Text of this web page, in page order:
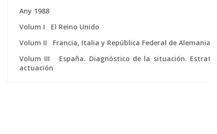
Any 1988
Volum I El Reino Unido
Volum II Francia, Italia y República Federal de Alemania
Volum III España. Diagnóstico de la situación.
actuación